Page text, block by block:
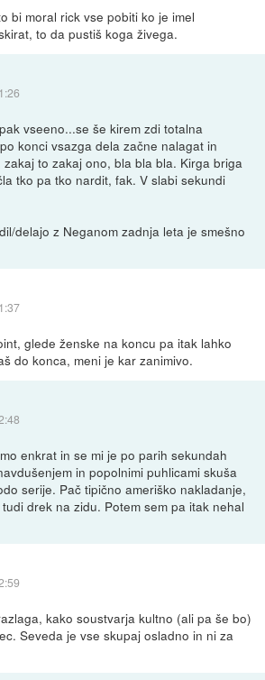
bi moral rick vse pobiti ko je imel
to da pustiš koga živega.
vseeno...se še kirem zdi totalna
konci vsazga dela začne nalagat in
to zakaj ono, bla bla bla. Kirga briga
tko pa tko nardit, fak. V slabi sekundi
delajo z Neganom zadnja leta je smešno
glede ženske na koncu pa itak lahko
do konca, meni je kar zanimivo.
enkrat in se mi je po parih sekundah
in popolnimi puhlicami skuša
serije. Pač tipično ameriško nakladanje,
drek na zidu. Potem sem pa itak nehal
kako soustvarja kultno (ali pa še bo)
Seveda je vse skupaj osladno in ni za